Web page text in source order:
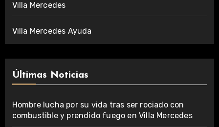
Villa Mercedes
Villa Mercedes Ayuda
Últimas Noticias
Hombre lucha por su vida tras ser rociado con
combustible y prendido fuego en Villa Mercedes